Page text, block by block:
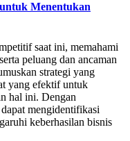
Menentukan
saat ini, memahami
peluang dan ancaman
strategi yang
yang efektif untuk
hal ini. Dengan
mengidentifikasi
keberhasilan bisnis